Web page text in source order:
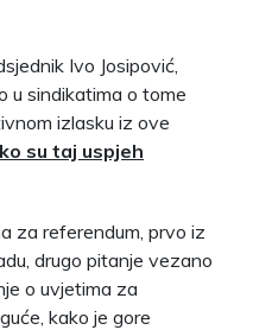
Ivo Josipović,
u sindikatima o tome
izlasku iz ove
su taj uspjeh
za referendum, prvo iz
drugo pitanje vezano
o uvjetima za
kako je gore